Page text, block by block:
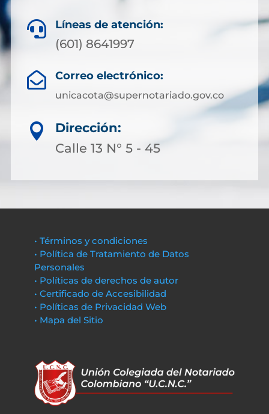
 Líneas de atención:
(601) 8641997
 Correo electrónico:
unicacota@supernotariado.gov.co

Dirección:
Calle 13 N° 5 - 45
• Términos y condiciones
• Política de Tratamiento de Datos
Personales
• Políticas de derechos de autor
• Certificado de Accesibilidad
• Políticas de Privacidad Web
• Mapa del Sitio